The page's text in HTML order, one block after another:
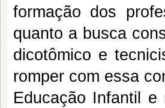
formação dos
quanto a busca
dicotômico e
romper com essa
Educação Infantil